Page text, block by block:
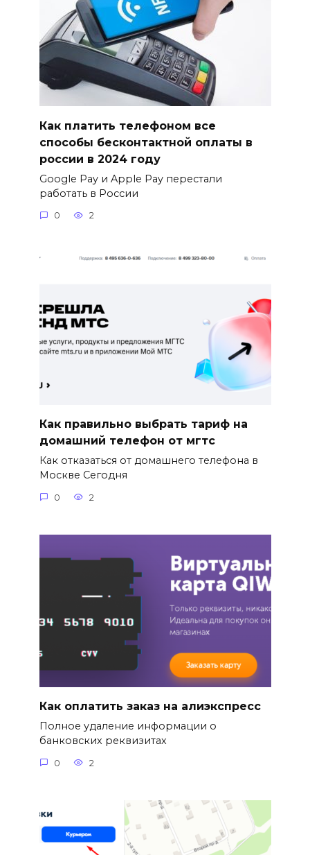
Как платить телефоном все
способы бесконтактной оплаты в
россии в 2024 году
Google Pay и Apple Pay перестали
работать в России
0 2
Как правильно выбрать тариф на
домашний телефон от мгтс
Как отказаться от домашнего телефона в
Москве Сегодня
0 2
Как оплатить заказ на алиэкспресс
Полное удаление информации о
банковских реквизитах
0 2